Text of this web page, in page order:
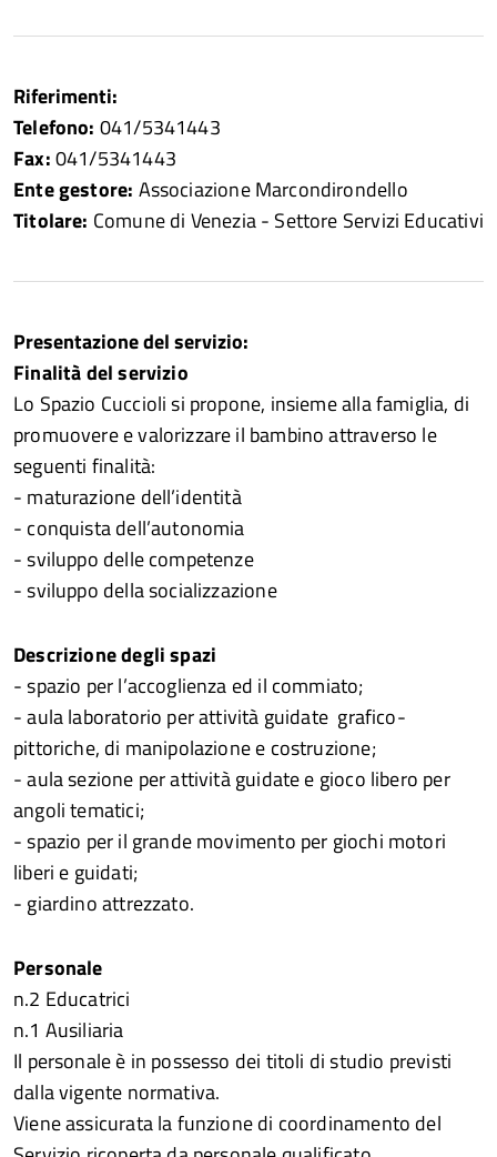
Riferimenti:
Telefono: 041/5341443
Fax:041/5341443
Ente gestore: Associazione Marcondirondello
Titolare: Comune di Venezia - Settore Servizi Educativi
Presentazione del servizio:
Finalità del servizio
Lo Spazio Cuccioli si propone, insieme alla famiglia, di
promuovere e valorizzare il bambino attraverso le
seguenti finalità:
- maturazione dell’identità
- conquista dell’autonomia
- sviluppo delle competenze
- sviluppo della socializzazione
Descrizione degli spazi
- spazio per l’accoglienza ed il commiato;
- aula laboratorio per attività guidate grafico-
pittoriche, di manipolazione e costruzione;
- aula sezione per attività guidate e gioco libero per
angoli tematici;
- spazio per il grande movimento per giochi motori
liberi e guidati;
- giardino attrezzato.
Personale
n.2 Educatrici
n.1 Ausiliaria
Il personale è in possesso dei titoli di studio previsti
dalla vigente normativa.
Viene assicurata la funzione di coordinamento del